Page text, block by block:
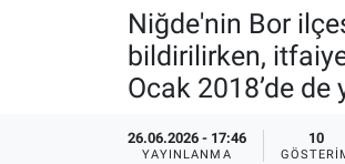
Niğde'nin Bor
bildirilirken,
Ocak 2018’de
26.06.2026 - 17:46
YAYINLANMA
10
EKONOMİ
Son Dakika Haberleri